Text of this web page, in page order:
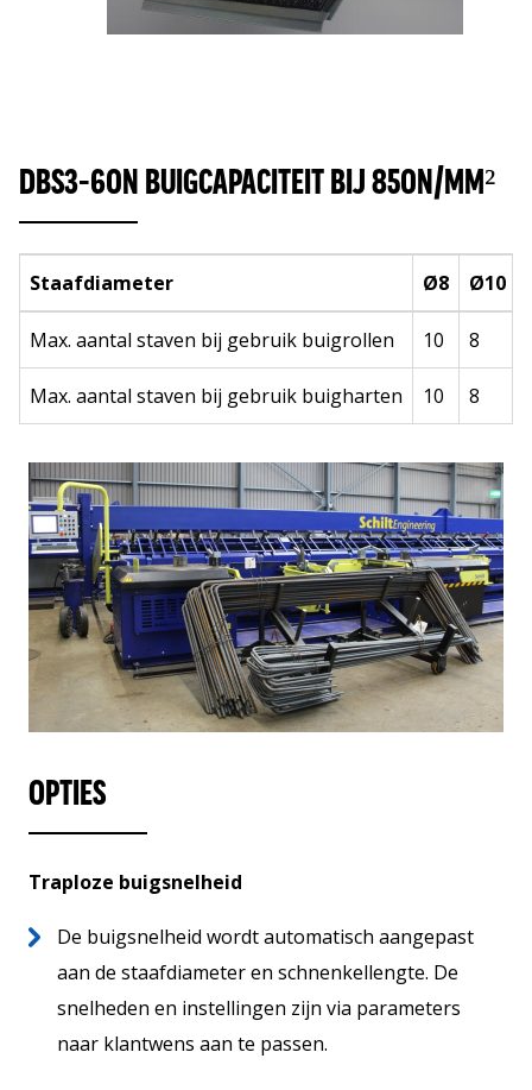
DBS3-60N BUIGCAPACITEIT BIJ 850N/MM²
Staafdiameter Ø8 Ø10
Max. aantal staven bij gebruik buigrollen 10 8
Max. aantal staven bij gebruik buigharten 10 8
OPTIES
Traploze buigsnelheid
De buigsnelheid wordt automatisch aangepast
aan de staafdiameter en schnenkellengte. De
snelheden en instellingen zijn via parameters
naar klantwens aan te passen.